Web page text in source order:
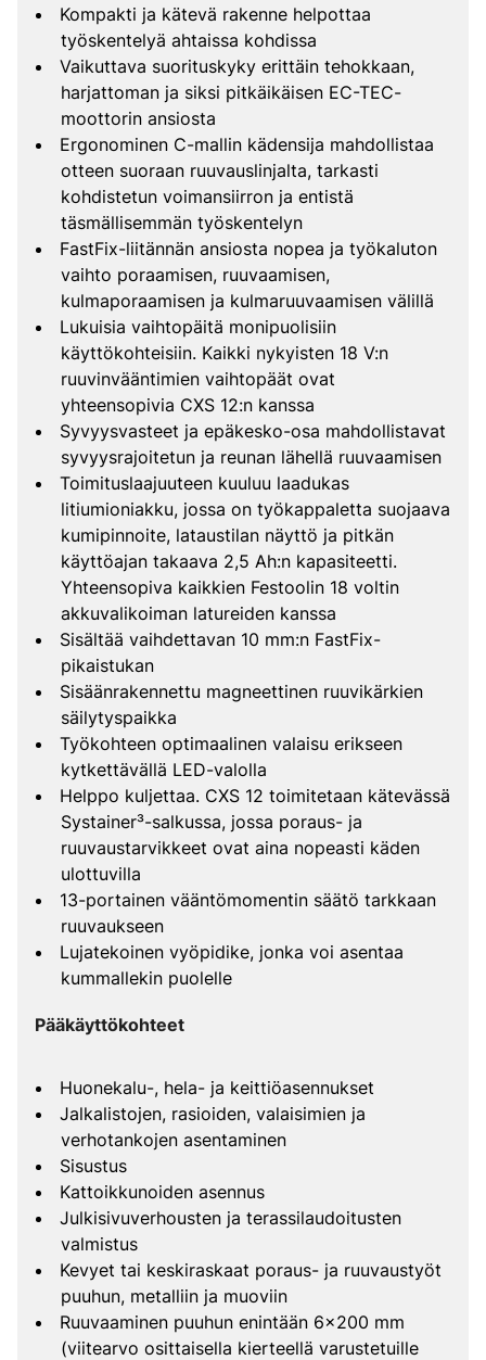
Kompakti ja kätevä rakenne helpottaa
työskentelyä ahtaissa kohdissa
Vaikuttava suorituskyky erittäin tehokkaan,
harjattoman ja siksi pitkäikäisen EC-TEC-
moottorin ansiosta
Ergonominen C-mallin kädensija mahdollistaa
otteen suoraan ruuvauslinjalta, tarkasti
kohdistetun voimansiirron ja entistä
täsmällisemmän työskentelyn
FastFix-liitännän ansiosta nopea ja työkaluton
vaihto poraamisen, ruuvaamisen,
kulmaporaamisen ja kulmaruuvaamisen välillä
Lukuisia vaihtopäitä monipuolisiin
käyttökohteisiin. Kaikki nykyisten 18 V:n
ruuvinvääntimien vaihtopäät ovat
yhteensopivia CXS 12:n kanssa
Syvyysvasteet ja epäkesko-osa mahdollistavat
syvyysrajoitetun ja reunan lähellä ruuvaamisen
Toimituslaajuuteen kuuluu laadukas
litiumioniakku, jossa on työkappaletta suojaava
kumipinnoite, lataustilan näyttö ja pitkän
käyttöajan takaava 2,5 Ah:n kapasiteetti.
Yhteensopiva kaikkien Festoolin 18 voltin
akkuvalikoiman latureiden kanssa
Sisältää vaihdettavan 10 mm:n FastFix-
pikaistukan
Sisäänrakennettu magneettinen ruuvikärkien
säilytyspaikka
Työkohteen optimaalinen valaisu erikseen
kytkettävällä LED-valolla
Helppo kuljettaa. CXS 12 toimitetaan kätevässä
Systainer³-salkussa, jossa poraus- ja
ruuvaustarvikkeet ovat aina nopeasti käden
ulottuvilla
13-portainen vääntömomentin säätö tarkkaan
ruuvaukseen
Lujatekoinen vyöpidike, jonka voi asentaa
kummallekin puolelle
Pääkäyttökohteet
Huonekalu-, hela- ja keittiöasennukset
Jalkalistojen, rasioiden, valaisimien ja
verhotankojen asentaminen
Sisustus
Kattoikkunoiden asennus
Julkisivuverhousten ja terassilaudoitusten
valmistus
Kevyet tai keskiraskaat poraus- ja ruuvaustyöt
puuhun, metalliin ja muoviin
Ruuvaaminen puuhun enintään 6x200 mm
(viitearvo osittaisella kierteellä varustetuille